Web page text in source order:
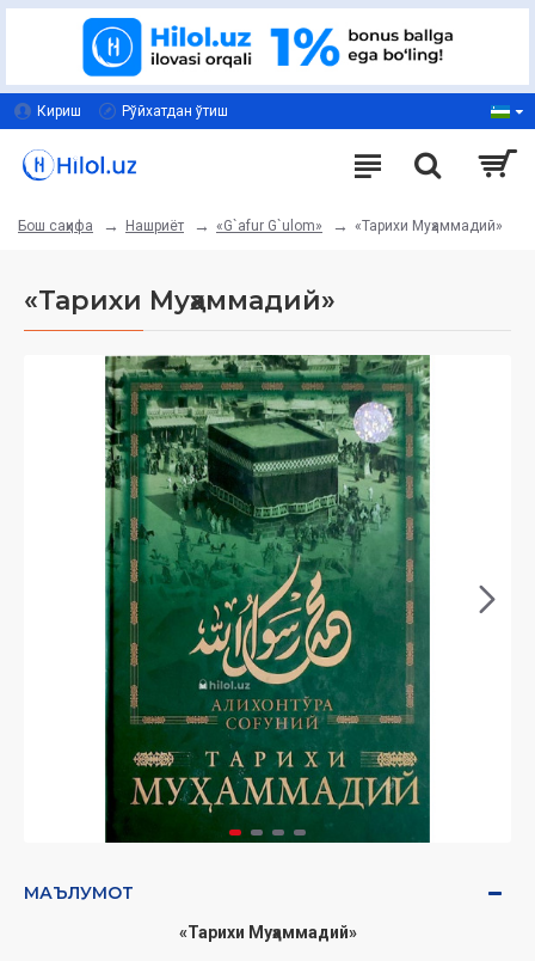
Кириш Рўйхатдан ўтиш
Бош саҳифа Нашриёт «G`afur G`ulom» «Тарихи Муҳаммадий»
«Тарихи Муҳаммадий»
МАЪЛУМОТ
«Тарихи Муҳаммадий»